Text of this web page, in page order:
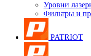
Уровни
Фильтры и
PATRIOT